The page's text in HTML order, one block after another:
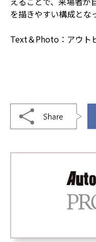
を描きやすい構成とな
Text＆Photo：アウト